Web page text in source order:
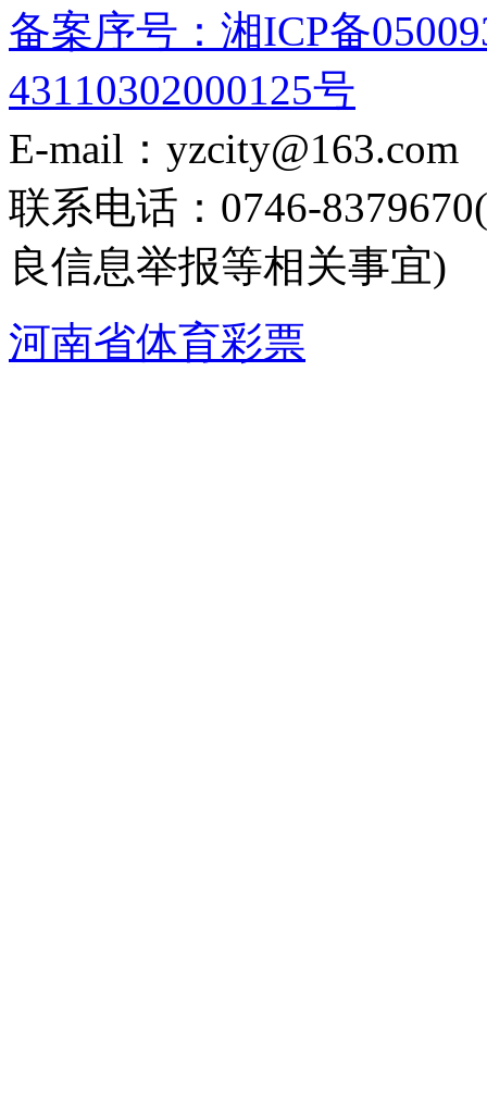
备案序号：湘ICP备
43110302000125号
E-mail：yzcity@163.com
联系电话：0746-
良信息举报等相关事宜)
河南省体育彩票